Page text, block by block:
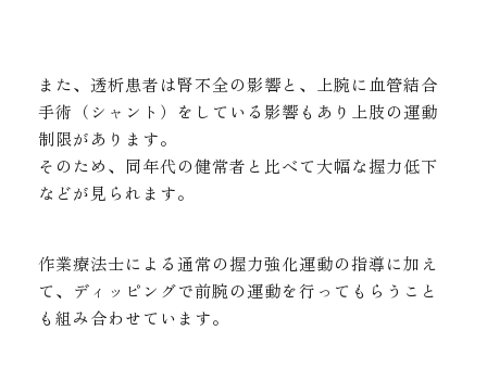
また、透析患者は腎不全の影響と、上腕に血管結合
手術（シャント）をしている影響もあり上肢の運動
制限があります。
そのため、同年代の健常者と比べて大幅な握力低下
などが見られます。
作業療法士による通常の握力強化運動の指導に加え
て、ディッピングで前腕の運動を行ってもらうこと
も組み合わせています。